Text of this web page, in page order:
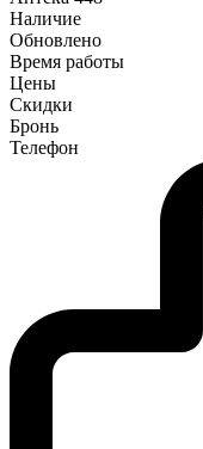
Наличие
Обновлено
Время работы
Цены
Скидки
Бронь
Телефон